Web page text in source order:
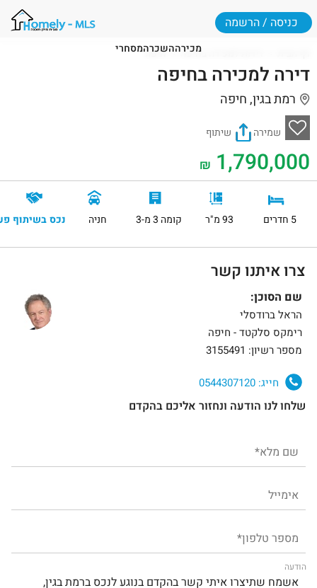
מכירההשכרהמסחרי
כניסה / הרשמה
דירות למכירה בחיפה חיפה
דירה למכירה בחיפה
רמת בגין, חיפה
שמירה שיתוף
1,790,000
₪
5 חדרים 93 מ"ר קומה 3 מ-3 חניה נכס בשיתוף
צרו איתנו קשר
שם הסוכן:
הראל ברודסלי
רימקס סלקטד - חיפה
מספר רשיון: 3155491
חייג:
שלחו לנו הודעה ונחזור אליכם בהקדם
הודעה